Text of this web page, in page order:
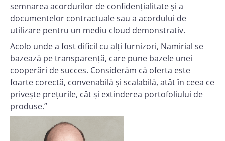
semnarea acordurilor de confidențialitate și a
documentelor contractuale sau a acordului de
utilizare pentru un mediu cloud demonstrativ.
Acolo unde a fost dificil cu alți furnizori, Namirial se
bazează pe transparență, care pune bazele unei
cooperări de succes. Considerăm că oferta este
foarte corectă, convenabilă și scalabilă, atât în ceea ce
privește prețurile, cât și extinderea portofoliului de
produse.”